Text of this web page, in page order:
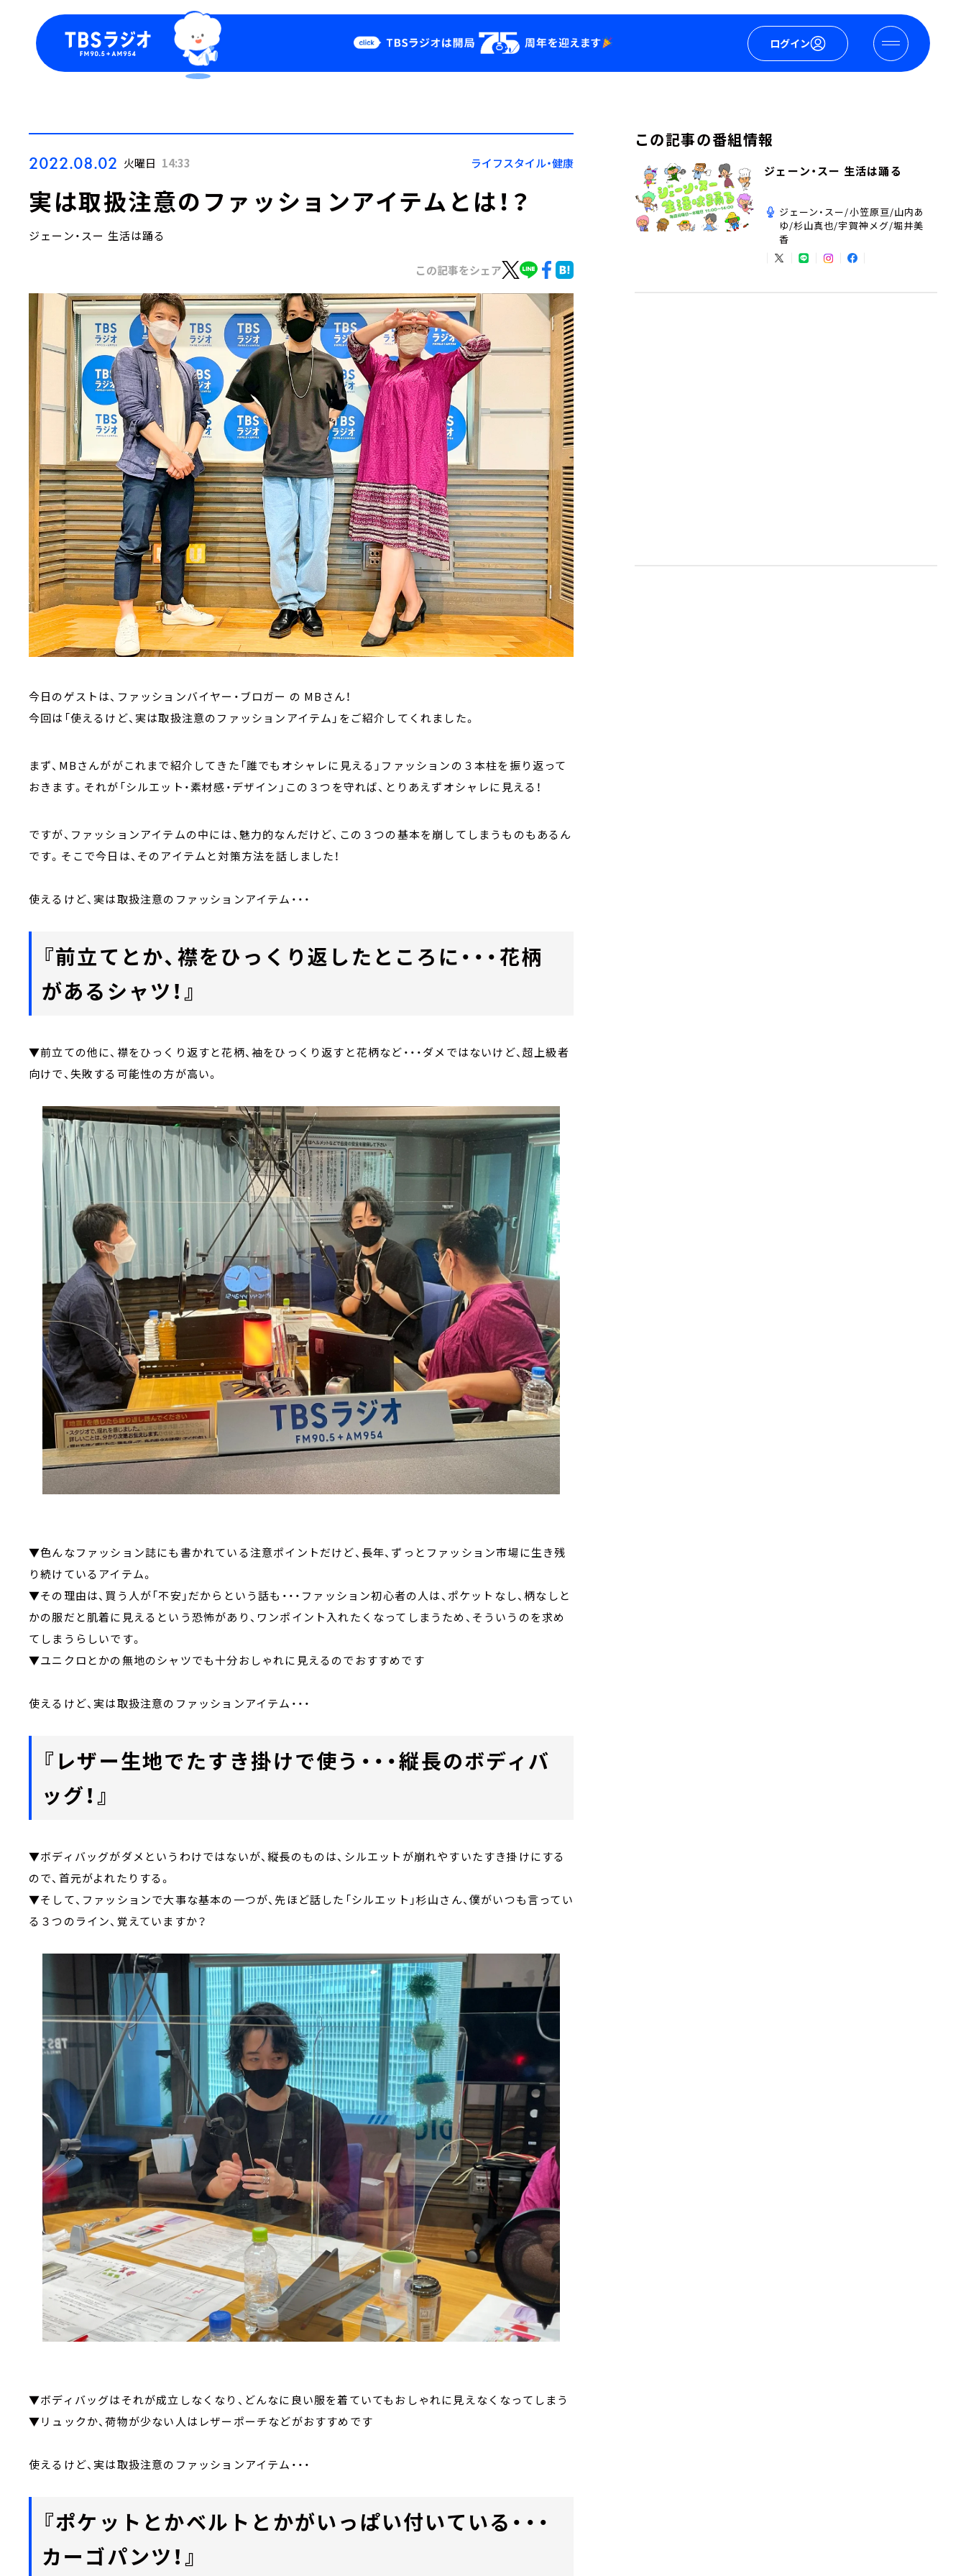
ログイン
Podcast
YouTube
会社情報
2022.08.02 火曜日 14:33 ライフスタイル・健康
実は取扱注意のファッションアイテムとは！？
ジェーン・スー 生活は踊る
この記事をシェア
今日のゲストは、ファッションバイヤー・ブロガー の MBさん！
今回は「使えるけど、実は取扱注意のファッションアイテム」をご紹介してくれました。
まず、MBさんががこれまで紹介してきた「誰でもオシャレに見える」ファッションの３本柱を振り返って
おきます。それが「シルエット・素材感・デザイン」この３つを守れば、とりあえずオシャレに見える！
ですが、ファッションアイテムの中には、魅力的なんだけど、この３つの基本を崩してしまうものもあるん
です。そこで今日は、そのアイテムと対策方法を話しました！
使えるけど、実は取扱注意のファッションアイテム・・・
『前立てとか、襟をひっくり返したところに・・・花柄
があるシャツ！』
▼前立ての他に、襟をひっくり返すと花柄、袖をひっくり返すと花柄など・・・ダメではないけど、超上級者
向けで、失敗する可能性の方が高い。
▼色んなファッション誌にも書かれている注意ポイントだけど、長年、ずっとファッション市場に生き残
り続けているアイテム。
▼その理由は、買う人が「不安」だからという話も・・・ファッション初心者の人は、ポケットなし、柄なしと
かの服だと肌着に見えるという恐怖があり、ワンポイント入れたくなってしまうため、そういうのを求め
てしまうらしいです。
▼ユニクロとかの無地のシャツでも十分おしゃれに見えるのでおすすめです
使えるけど、実は取扱注意のファッションアイテム・・・
『レザー生地でたすき掛けで使う・・・縦長のボディバ
ッグ！』
▼ボディバッグがダメというわけではないが、縦長のものは、シルエットが崩れやすいたすき掛けにする
ので、首元がよれたりする。
▼そして、ファッションで大事な基本の一つが、先ほど話した「シルエット」杉山さん、僕がいつも言ってい
る３つのライン、覚えていますか？
▼ボディバッグはそれが成立しなくなり、どんなに良い服を着ていてもおしゃれに見えなくなってしまう
▼リュックか、荷物が少ない人はレザーポーチなどがおすすめです
使えるけど、実は取扱注意のファッションアイテム・・・
『ポケットとかベルトとかがいっぱい付いている・・・
カーゴパンツ！』
この記事の番組情報
ジェーン・スー 生活は踊る
ジェーン・スー/小笠原亘/山内あ
ゆ/杉山真也/宇賀神メグ/堀井美
香